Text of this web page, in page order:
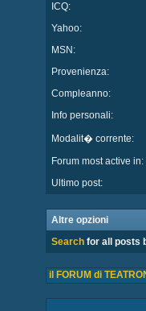
ICQ:
Yahoo:
MSN:
Provenienza:
Compleanno:
Info personali:
Modalit� corrente:
Forum most active in:
Ultimo post:
Altre opzioni
Searchfor all posts
il FORUM di